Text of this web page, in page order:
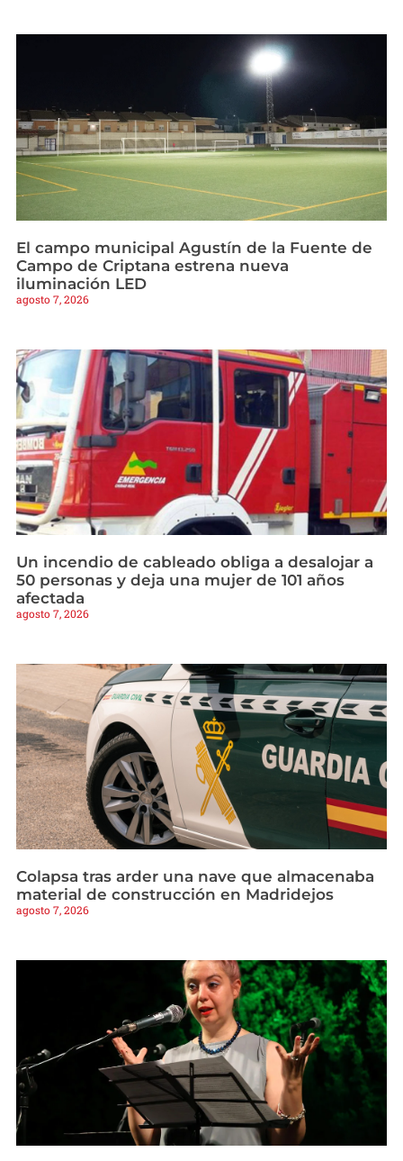
El campo municipal Agustín de la Fuente de
Campo de Criptana estrena nueva
iluminación LED
agosto 7, 2026
Un incendio de cableado obliga a desalojar a
50 personas y deja una mujer de 101 años
afectada
agosto 7, 2026
Colapsa tras arder una nave que almacenaba
material de construcción en Madridejos
agosto 7, 2026